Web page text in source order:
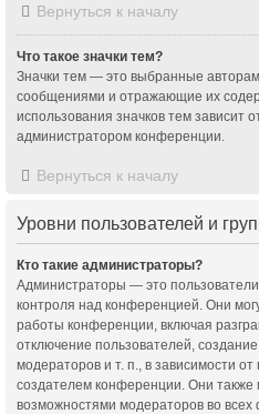
Вернуться к началу
Что такое значки тем?
Значки тем — это выбранные
сообщениями и отражающие их
использования значков тем зависит
администратором конференции.
Вернуться к началу
Уровни пользователей и
Кто такие администраторы?
Администраторы — это
контроля над конференцией. Они
работы конференции, включая
отключение пользователей,
модераторов и т. п., в зависимости
создателем конференции. Они также
возможностями модераторов во всех